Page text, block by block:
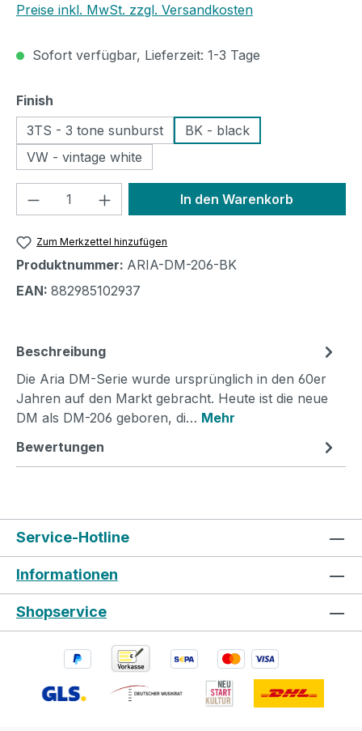
Preise inkl. MwSt. zzgl. Versandkosten
Sofort verfügbar, Lieferzeit: 1-3 Tage
Finish
3TS - 3 tone sunburst
BK - black
VW - vintage white
Produkt Anzahl: Gib denIn den Warenkorb
Zum Merkzettel hinzufügen
Produktnummer: ARIA-DM-206-BK
EAN: 882985102937
Beschreibung
Die Aria DM-Serie wurde ursprünglich in den 60er
Jahren auf den Markt gebracht. Heute ist die neue
DM als DM-206 geboren, di… Mehr
Bewertungen
Service-Hotline
Informationen
Shopservice